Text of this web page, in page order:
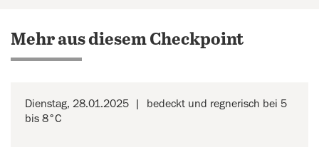
Mehr aus diesem Checkpoint
Dienstag, 28.01.2025
bedeckt und regnerisch bei 5
bis 8°C